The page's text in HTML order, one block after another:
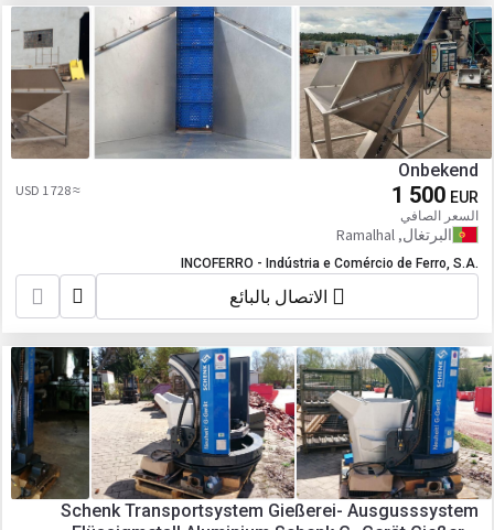
Onbekend
1 500 EUR
السعر الصافي
≈ 1 728 USD
البرتغال, Ramalhal
INCOFERRO - Indústria e Comércio de Ferro, S.A.
الاتصال بالبائع
Schenk Transportsystem Gießerei- Ausgusssystem